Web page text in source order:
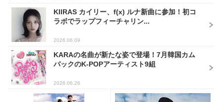
KIIRAS カイリー、f(x) ルナ新曲に参加！初コ
ラボでラップフィーチャリン...
2026.06.09
KARAの名曲が新たな姿で登場！7月韓国カム
バックのK-POPアーティスト9組
2026.06.26